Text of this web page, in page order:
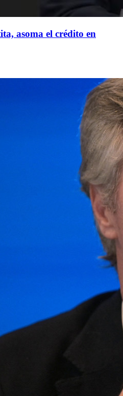
asoma el crédito en